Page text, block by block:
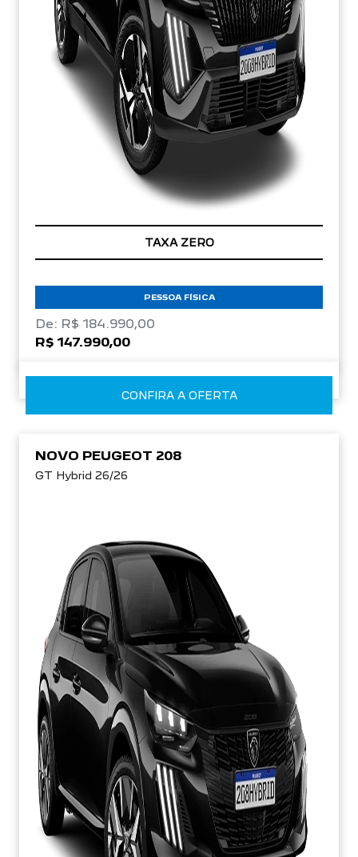
TAXA ZERO
PESSOA FÍSICA
De: R$ 184.990,00
R$ 147.990,00
CONFIRA A OFERTA
NOVO PEUGEOT 208
GT Hybrid 26/26